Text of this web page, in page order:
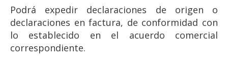
Podrá expedir declaraciones de origen o
declaraciones en factura, de conformidad con
lo establecido en el acuerdo comercial
correspondiente.